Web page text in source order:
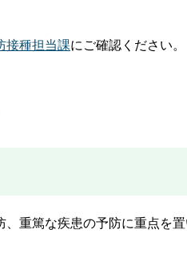
接種担当課にご確認ください。
重篤な疾患の予防に重点を